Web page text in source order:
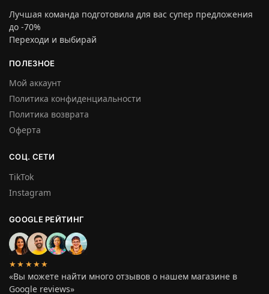
Лучшая команда подготовила для вас супер предложения
до -70%
Переходи и выбирай
ПОЛЕЗНОЕ
Мой аккаунт
Политика конфиденциальности
Политика возврата
Оферта
СОЦ. СЕТИ
TikTok
Instagram
GOOGLE РЕЙТИНГ
★★★★★
«Вы можете найти много отзывов о нашем магазине в
Google reviews»